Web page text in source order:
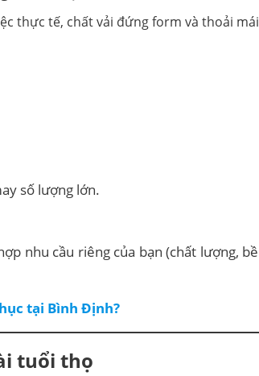
số lượng lớn.
nhu cầu riêng của bạn (chất lượng,
tại Bình Định?
tuổi thọ